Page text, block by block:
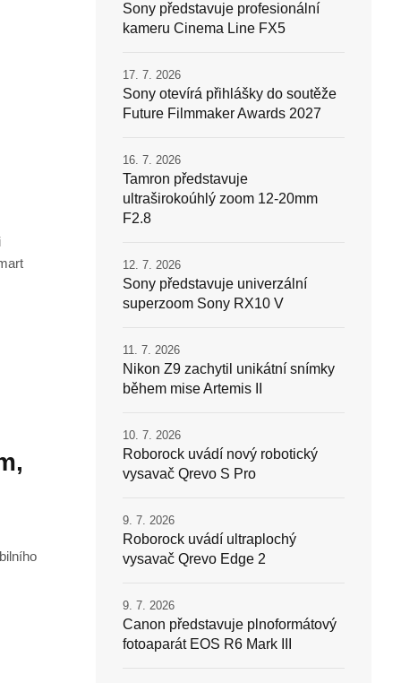
Sony představuje profesionální
kameru Cinema Line FX5
Sony otevírá přihlášky do soutěže
Future Filmmaker Awards 2027
17. 7. 2026
Tamron představuje
ultraširokoúhlý zoom 12-20mm
F2.8
16. 7. 2026
Sony představuje univerzální
superzoom Sony RX10 V
12. 7. 2026
Nikon Z9 zachytil unikátní snímky
během mise Artemis II
11. 7. 2026
Roborock uvádí nový robotický
vysavač Qrevo S Pro
10. 7. 2026
Roborock uvádí ultraplochý
vysavač Qrevo Edge 2
9. 7. 2026
Canon představuje plnoformátový
fotoaparát EOS R6 Mark III
9. 7. 2026